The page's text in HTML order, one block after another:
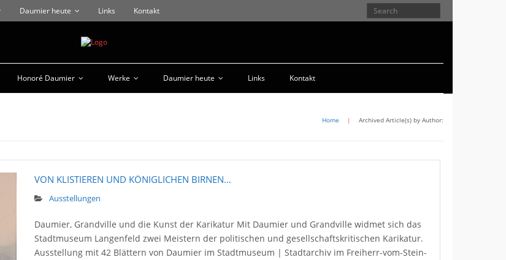
Daumier heute Links Kontakt
Honoré Daumier Werke Daumier heute Links Kontakt
Home | Archived Article(s) by Author:
VON KLISTIEREN UND KÖNIGLICHEN BIRNEN…
Ausstellungen
Daumier, Grandville und die Kunst der Karikatur Mit Daumier und Grandville widmet sich das
Stadtmuseum Langenfeld zwei Meistern der politischen und gesellschaftskritischen Karikatur.
Ausstellung mit 42 Blättern von Daumier im Stadtmuseum | Stadtarchiv im Freiherr-vom-Stein-